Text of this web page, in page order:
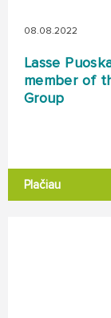
08.08.2022
Lasse
member of
Group
Plačiau